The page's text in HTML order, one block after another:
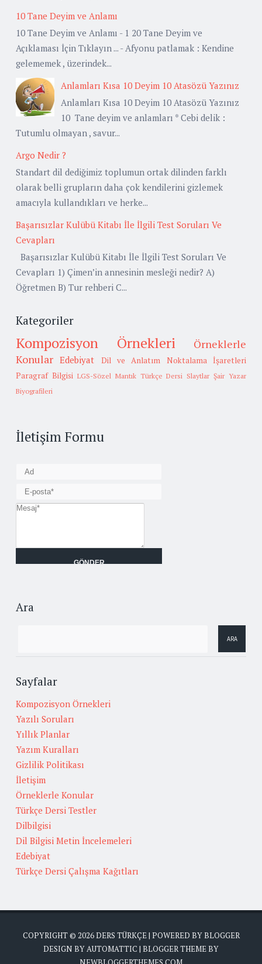
10 Tane Deyim ve Anlamı
10 Tane Deyim ve Anlamı - 1 20 Tane Deyim ve
Açıklaması İçin Tıklayın ... - Afyonu patlamak : Kendine
gelememek , üzerindek...
Anlamları Kısa 10 Deyim 10 Atasözü Yazınız
Anlamları Kısa 10 Deyim 10 Atasözü Yazınız
10 Tane deyim ve anlamları * Cebi delik :
Tutumlu olmayan , savur...
Argo Nedir ?
Standart dil dediğimiz toplumun ortak dilinden farklı
olarak belli grupların daha çok kendilerini gizlemek
amacıyla kullandıkları ve herke...
Başarısızlar Kulübü Kitabı İle İlgili Test Soruları Ve
Cevapları
Başarısızlar Kulübü Kitabı İle İlgili Test Soruları Ve
Cevapları 1) Çimen’in annesinin mesleği nedir? A)
Öğretmen B) Tur rehberi C...
Kategoriler
Kompozisyon Örnekleri
Örneklerle
Konular Edebiyat Dil ve Anlatım
Noktalama İşaretleri
Paragraf Bilgisi LGS-Sözel Mantık Türkçe Dersi Slaytlar Şair Yazar
Biyografileri
İletişim Formu
Ara
Sayfalar
Kompozisyon Örnekleri
Yazılı Soruları
Yıllık Planlar
Yazım Kuralları
Gizlilik Politikası
İletişim
Örneklerle Konular
Türkçe Dersi Testler
Dilbilgisi
Dil Bilgisi Metin İncelemeleri
Edebiyat
Türkçe Dersi Çalışma Kağıtları
COPYRIGHT © 2026DERS TÜRKÇE| POWERED BYBLOGGER
DESIGN BYAUTOMATTIC | BLOGGER THEME BY